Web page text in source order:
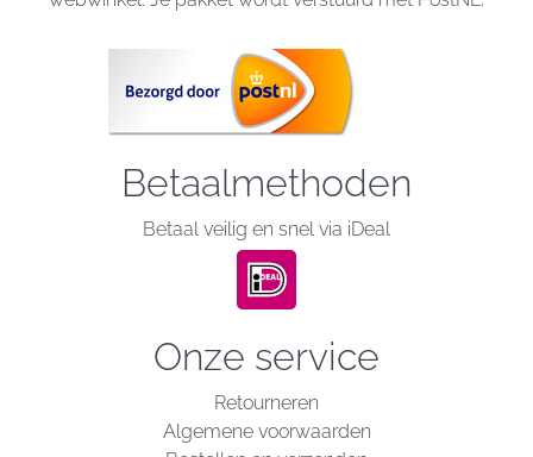
Betaalmethoden
Betaal veilig en snel via iDeal
Onze service
Retourneren
Algemene voorwaarden